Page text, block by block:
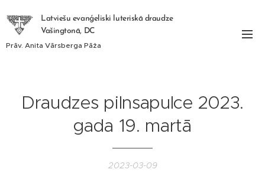
Latviešu evanģeliski luteriskā draudze
Vašingtonā, DC
Prāv. Anita Vārsberga Pāža
Draudzes pilnsapulce 2023.
gada 19. martā
2023-03-09